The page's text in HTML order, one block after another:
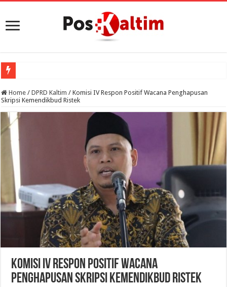
Home / DPRD Kaltim / Komisi IV Respon Positif Wacana Penghapusan
Skripsi Kemendikbud Ristek
Komisi IV Respon Positif Wacana
Penghapusan Skripsi Kemendikbud Ristek